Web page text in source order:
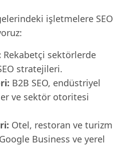
işletmelere SEO
Rekabetçi sektörlerde
stratejileri.
B2B SEO, endüstriyel
ve sektör otoritesi
Otel, restoran ve turizm
Business ve yerel